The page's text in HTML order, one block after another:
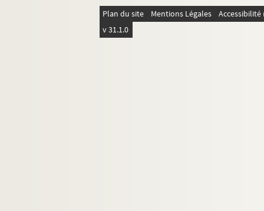
Plan du site Mentions Légales
v 31.1.0